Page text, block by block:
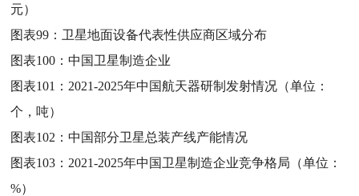
元）
图表99： 卫星地面设备代表性供应商区域分布
图表100：中国卫星制造企业
图表101： 2021-2025年中国航天器研制发射情况（单位：
个，吨）
图表102：中国部分卫星总装产线产能情况
图表103： 2021-2025年中国卫星制造企业竞争格局（单位：
%）